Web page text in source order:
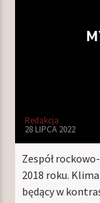
Redakcja
28 LIPCA 2022
Zespół
2018 roku.
będący w